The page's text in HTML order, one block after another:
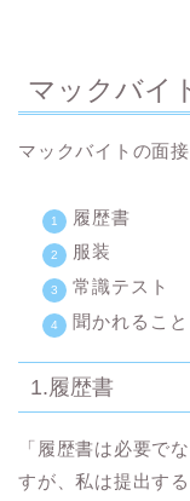
マックバイ
マックバイトの面
履歴書
服装
常識テスト
聞かれること
1.履歴書
「履歴書は必要で
すが、私は提出す